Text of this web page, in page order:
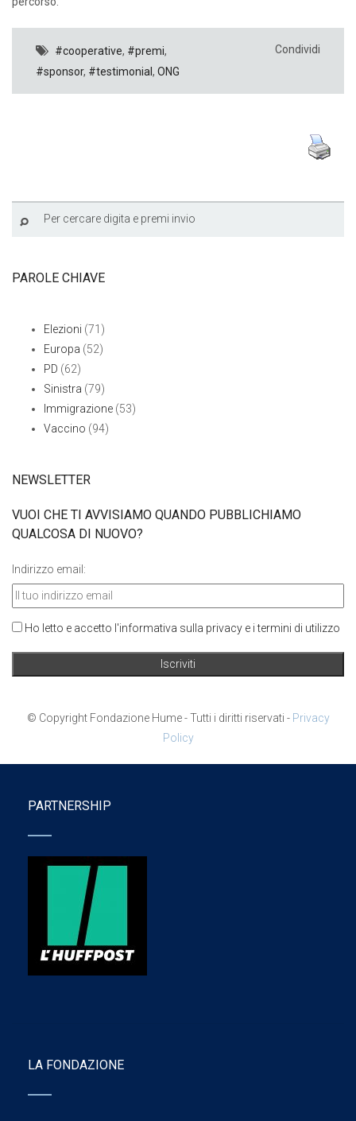
#cooperative, #premi,
#sponsor, #testimonial, ONG
Condividi
PAROLE CHIAVE
Elezioni (71)
Europa (52)
PD (62)
Sinistra (79)
Immigrazione (53)
Vaccino (94)
NEWSLETTER
VUOI CHE TI AVVISIAMO QUANDO PUBBLICHIAMO
QUALCOSA DI NUOVO?
Indirizzo email:
Ho letto e accetto l'informativa sulla privacy e i termini di utilizzo
© Copyright Fondazione Hume - Tutti i diritti riservati - Privacy
Policy
PARTNERSHIP
LA FONDAZIONE